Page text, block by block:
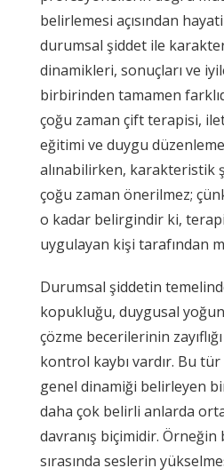
belirlemesi açısından
durumsal şiddet ile
dinamikleri, sonuçları ve
birbirinden tamamen
çoğu zaman çift terapisi,
eğitimi ve duygu düzenleme
alınabilirken, karakteristik
çoğu zaman önerilmez;
o kadar belirgindir ki,
uygulayan kişi tarafından
Durumsal şiddetin
kopukluğu, duygusal
çözme becerilerinin
kontrol kaybı vardır. Bu
genel dinamiği belirleyen
daha çok belirli anlarda
davranış biçimidir. Örneğin
sırasında seslerin